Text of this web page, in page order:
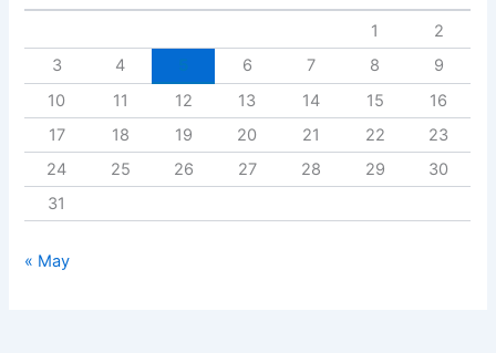
1
2
3
4 6 7 8
9
10
11 12 13 14 15
16
17
18 19 20 21 22
23
24
25 26 27 28 29
30
31
« May